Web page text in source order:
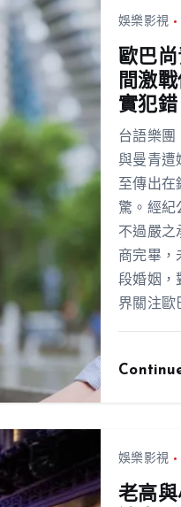
娛樂影視
歐巴
間激
實犯錯
台語樂團
與曼青遭
至傳出在
驚。經紀
不過嚴之
商完畢，
段婚姻，
界關注歐
娛樂影視
老高